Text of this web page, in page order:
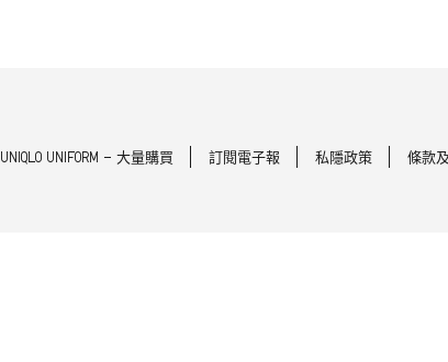
UNIQLO UNIFORM - 大量購買 訂閱電子報 私隱政策 條款